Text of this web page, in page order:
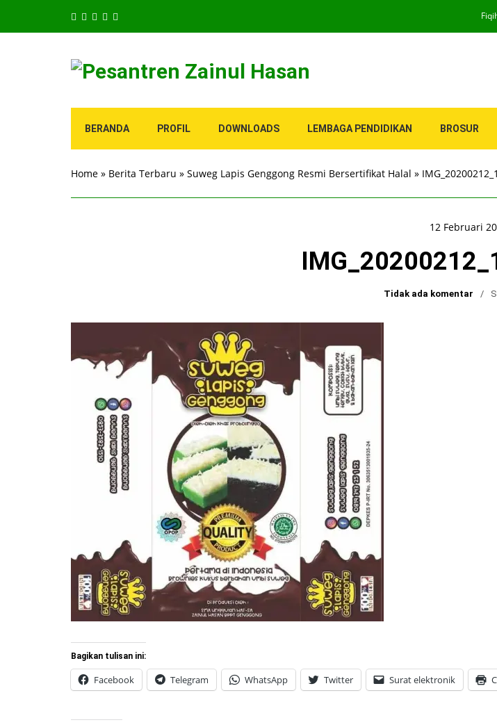
BERANDA PROFIL DOWNLOADS LEMBAGA PENDIDIKAN BROSUR
Home » Berita Terbaru » Suweg Lapis Genggong Resmi Bersertifikat Halal »
12 Februari
Tidak ada komentar
Bagikan tulisan ini:
Facebook Telegram WhatsApp Twitter Surat elektronik